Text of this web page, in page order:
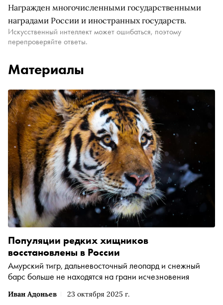
Награжден многочисленными государственными
наградами России и иностранных государств.
Искусственный интеллект может ошибаться, поэтому
перепроверяйте ответы.
Материалы
Иван Адоньев 23 октября 2025 г.
Популяции редких хищников
восстановлены в России
Амурский тигр, дальневосточный леопард и снежный
барс больше не находятся на грани исчезновения